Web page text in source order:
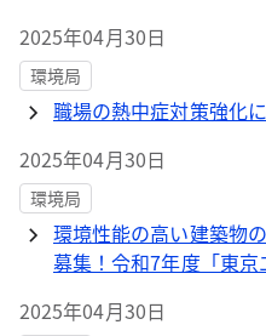
2025年04月30日
環境局
職場の熱中症対策強化
2025年04月30日
環境局
環境性能の高い建築物
募集！令和7年度「東
2025年04月30日